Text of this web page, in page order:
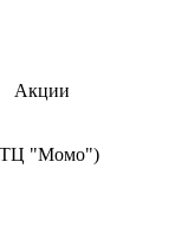
Акции
(ТЦ "Момо")